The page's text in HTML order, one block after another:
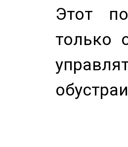
Этот
только